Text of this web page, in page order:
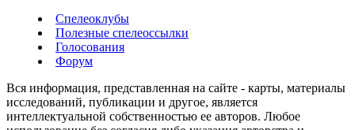
Спелеоклубы
Полезные спелеоссылки
Голосования
Форум
Вся информация, представленная на сайте - карты, материалы
исследований, публикации и другое, является
интеллектуальной собственностью ее авторов. Любое